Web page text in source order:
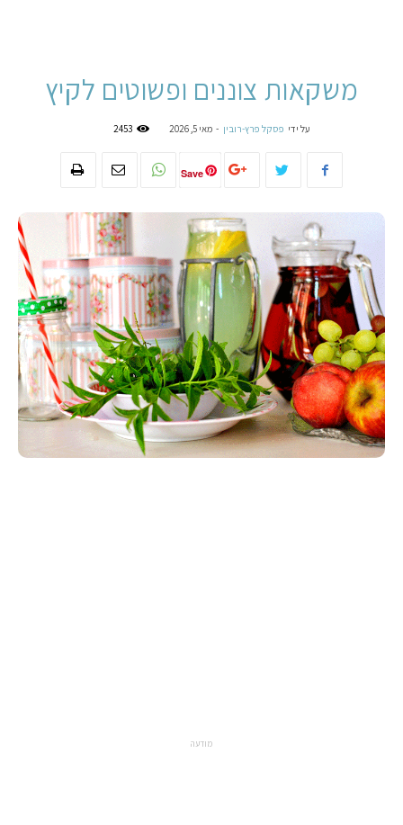
משקאות צוננים ופשוטים לקיץ
על ידי פסקל פרץ-רובין - מאי 5, 2026 2453
Save
מודעה